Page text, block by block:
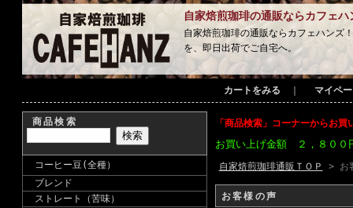
自家焙煎珈琲の通販ならカフェハ
自家焙煎珈琲の通販ならカフェハンズ
を、即日出荷でご自宅へ。
カートをみる マイペ
商品検索
コーヒー豆(全種）
ブレンド
ストレート（苦味）
「商品検索」コーナーからお買
お買い上げ金額 ２，８００
自家焙煎珈琲通販ＴＯＰ > お
お客様の声